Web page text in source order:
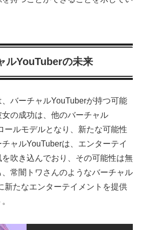
ルYouTuberの未来
バーチャルYouTuberが持つ可能
の成功は、他のバーチャル
ールモデルとなり、新たな可能性
ャルYouTuberは、エンターテイ
を吹き込んでおり、その可能性は無
常闇トワさんのようなバーチャル
新たなエンターテイメントを提供